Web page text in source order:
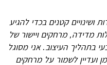
ושינויים קטנים בכדי להגיע
מדידה, מרחקים ויישור של
בתהליך העיצוב. אני מסוגל
ועדיין לשמור על מרחקים